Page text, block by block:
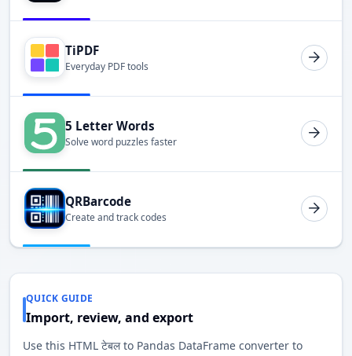
TiPDF
Everyday PDF tools
5 Letter Words
Solve word puzzles faster
QRBarcode
Create and track codes
QUICK GUIDE
Import, review, and export
Use this HTML टेबल to Pandas DataFrame converter to